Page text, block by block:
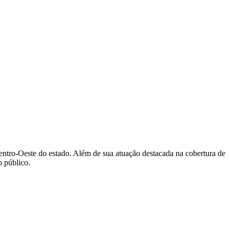
Oeste do estado. Além de sua atuação destacada na cobertura de
público.